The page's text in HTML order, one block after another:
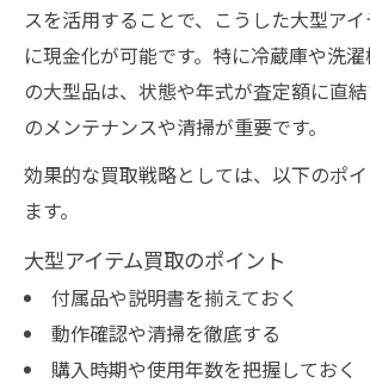
スを活用することで、こうした大型ア
に現金化が可能です。特に冷蔵庫や洗
の大型品は、状態や年式が査定額に直
のメンテナンスや清掃が重要です。
効果的な買取戦略としては、以下のポ
ます。
大型アイテム買取のポイント
付属品や説明書を揃えておく
動作確認や清掃を徹底する
購入時期や使用年数を把握しておく